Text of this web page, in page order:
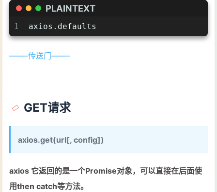
PLAINTEXT
1 axios.defaults
——-传送门——-
GET请求
axios.get(url[, config])
axios 它返回的是一个Promise对象，可以直接在后面使
用then catch等方法。